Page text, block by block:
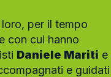
per il tempo
con cui hanno
Daniele Mariti e
e guidati